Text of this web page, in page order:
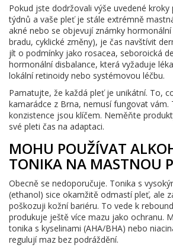
Pokud jste dodržovali výše uvedené
týdnů a vaše pleť je stále extrémně
akné nebo se objevují známky
bradu, cyklické změny), je čas navštívit
jít o podmínky jako rosacea, seboroická
hormonální disbalance, která vyžaduje
lokální retinoidy nebo systémovou léčbu.
Pamatujte, že každá pleť je unikátní. To,
kamarádce z Brna, nemusí fungovat vám.
konzistence jsou klíčem. Neměňte
své pleti čas na adaptaci.
MOHU POUŽÍVAT
TONIKA NA MASTNOU
Obecně se nedoporučuje. Tonika s
(ethanol) sice okamžitě odmastí pleť, ale
poškozuji kožní bariéru. To vede k
produkuje ještě více mazu jako ochranu.
tonika s kyselinami (AHA/BHA) nebo
regulují maz bez podráždění.